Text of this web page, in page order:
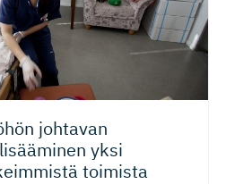
johtavan
yksi
toimista